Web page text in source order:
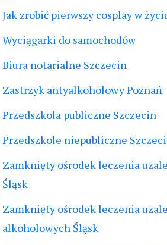
Jak zrobić pierwszy cosplay w
Wyciągarki do samochodów
Biura notarialne Szczecin
Zastrzyk antyalkoholowy Poznań
Przedszkola publiczne Szczecin
Przedszkole niepubliczne
Zamknięty ośrodek leczenia
Śląsk
Zamknięty ośrodek leczenia
alkoholowych Śląsk